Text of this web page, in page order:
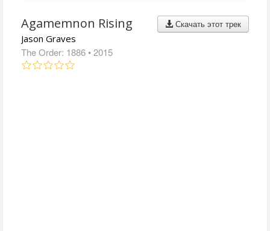
Скачать этот трек
Agamemnon Rising
Jason Graves
The Order: 1886 • 2015